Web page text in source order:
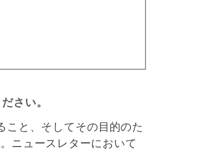
さい。
こと、そしてその目的のた
ニュースレターにおいて